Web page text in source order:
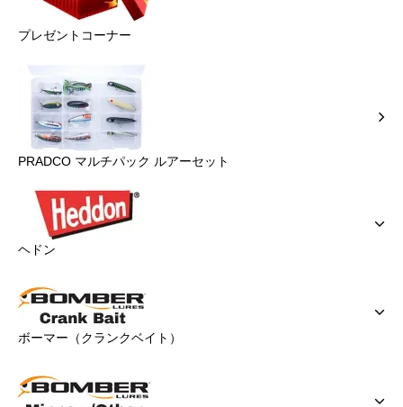
プレゼントコーナー
PRADCO マルチパック ルアーセット
ヘドン
ボーマー（クランクベイト）